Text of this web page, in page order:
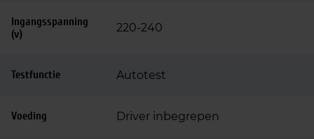
Ingangsspanning
(v)
220-240
Testfunctie Autotest
Voeding Driver inbegrepen